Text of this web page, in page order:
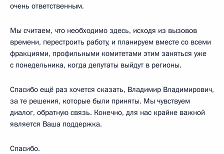
очень ответственным.
Мы считаем, что необходимо здесь, исходя из вызовов
времени, перестроить работу, и планируем вместе со всеми
фракциями, профильными комитетами этим заняться уже
с понедельника, когда депутаты выйдут в регионы.
Спасибо ещё раз хочется сказать, Владимир Владимирович,
за те решения, которые были приняты. Мы чувствуем
диалог, обратную связь. Конечно, для нас крайне важной
является Ваша поддержка.
Спасибо.